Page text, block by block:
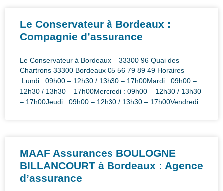
Le Conservateur à Bordeaux :
Compagnie d’assurance
Le Conservateur à Bordeaux – 33300 96 Quai des
Chartrons 33300 Bordeaux 05 56 79 89 49 Horaires
:Lundi : 09h00 – 12h30 / 13h30 – 17h00Mardi : 09h00 –
12h30 / 13h30 – 17h00Mercredi : 09h00 – 12h30 / 13h30
– 17h00Jeudi : 09h00 – 12h30 / 13h30 – 17h00Vendredi
MAAF Assurances BOULOGNE
BILLANCOURT à Bordeaux : Agence
d’assurance